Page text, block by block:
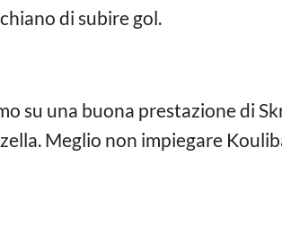
di subire gol.
su una buona prestazione di
Meglio non impiegare